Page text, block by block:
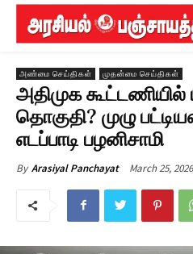
அண்மை செய்திகள் முதன்மை செய்திகள்
அதிமுக கூட்டணியில்
தொகுதி? முழு
எடப்பாடி பழனிசாமி
By Arasiyal Panchayat March 25, 2026